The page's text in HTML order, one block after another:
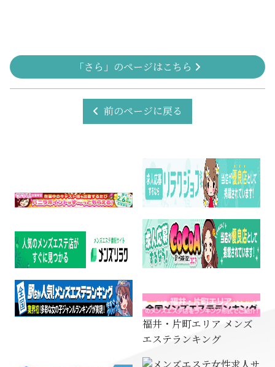
「さら」のページはこちら
前のページに戻る
福井・片町エリア メンズ
エステランキング